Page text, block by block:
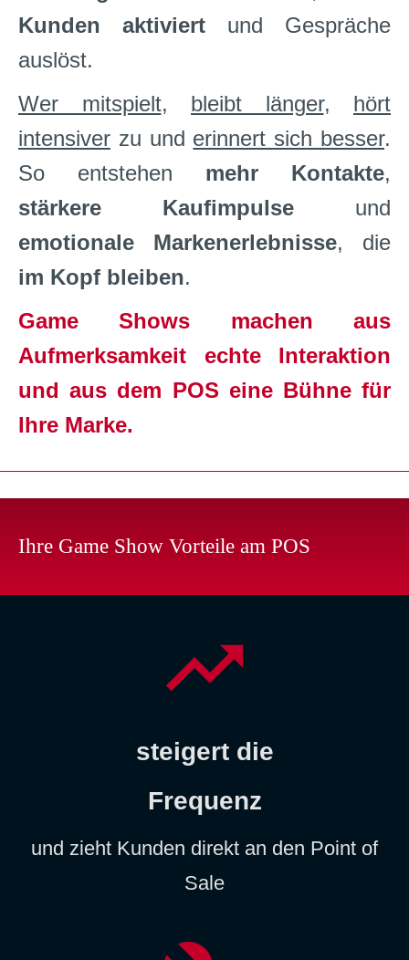
Kunden aktiviert und Gespräche
auslöst.
Wer mitspielt, bleibt länger, hört
intensiver zu und erinnert sich besser.
So entstehen mehr Kontakte,
stärkere Kaufimpulse und
emotionale Markenerlebnisse, die
im Kopf bleiben.
Game Shows machen aus
Aufmerksamkeit echte Interaktion
und aus dem POS eine Bühne für
Ihre Marke.
Ihre Game Show Vorteile am POS
steigert die
Frequenz
und zieht Kunden direkt an den Point of
Sale